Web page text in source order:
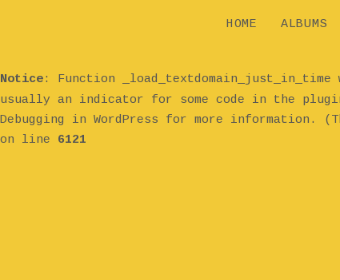
Notice: Function _load_textdomain_just_in_time
usually an indicator for some code in the
Debugging in WordPress for more information.
on line 6121
HOME ALBUMS